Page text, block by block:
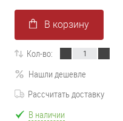
В корзину
Кол-во:
Нашли дешевле
Рассчитать доставку
В наличии